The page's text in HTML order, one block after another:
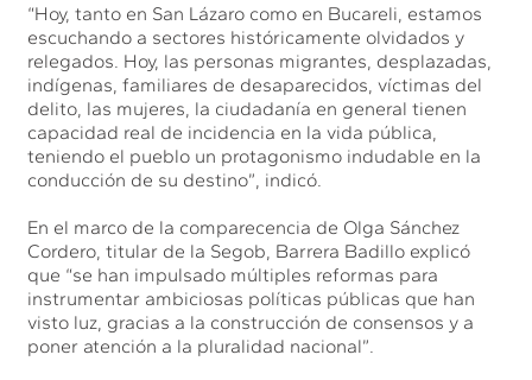
“Hoy, tanto en San Lázaro como en Bucareli, estamos
escuchando a sectores históricamente olvidados y
relegados. Hoy, las personas migrantes, desplazadas,
indígenas, familiares de desaparecidos, víctimas del
delito, las mujeres, la ciudadanía en general tienen
capacidad real de incidencia en la vida pública,
teniendo el pueblo un protagonismo indudable en la
conducción de su destino”, indicó.
En el marco de la comparecencia de Olga Sánchez
Cordero, titular de la Segob, Barrera Badillo explicó
que “se han impulsado múltiples reformas para
instrumentar ambiciosas políticas públicas que han
visto luz, gracias a la construcción de consensos y a
poner atención a la pluralidad nacional”.